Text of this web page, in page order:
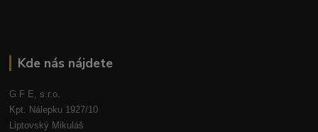
Kde nás nájdete
G F E, s.r.o.
Kpt. Nálepku 1927/10
Liptovský Mikuláš